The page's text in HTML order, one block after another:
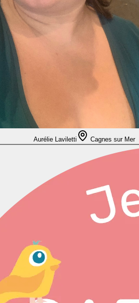
Aurélie Laviletti Cagnes sur Mer